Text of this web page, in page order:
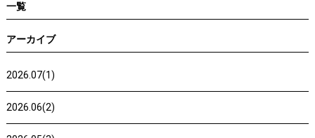
一覧
アーカイブ
2026.07(1)
2026.06(2)